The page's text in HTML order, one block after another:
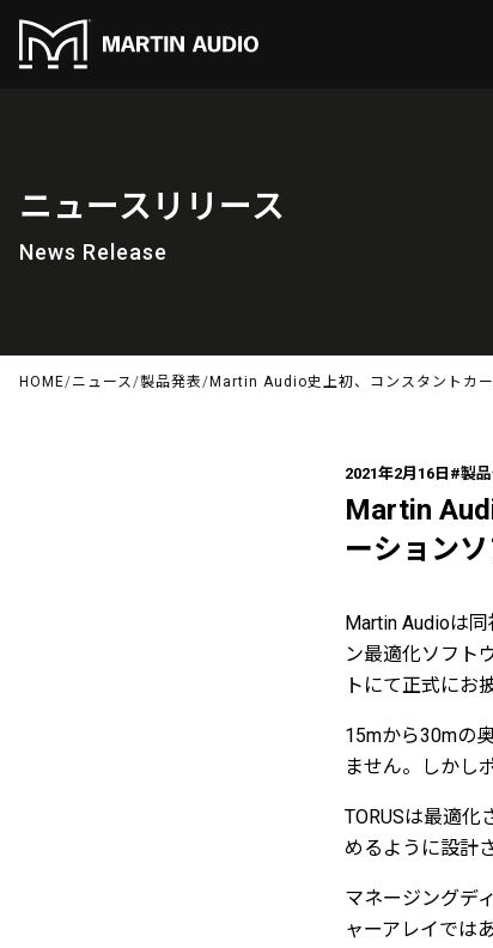
ニュースリリース
News Release
HOME/ニュース/製品発表/ Martin Audio史上初、コンスタントカ
2021年2月16日 #製
Martin
ーション
Martin Audioは
ン最適化ソフト
トにて正式にお
15mから30mの
ません。しかし
TORUSは最適
めるように設計
マネージングデ
ャーアレイでは